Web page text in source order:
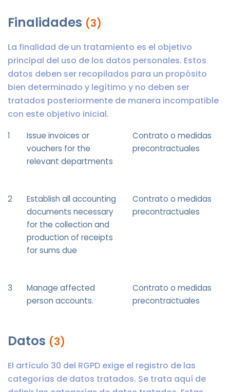
Finalidades (3)
La finalidad de un tratamiento es el objetivo
principal del uso de los datos personales. Estos
datos deben ser recopilados para un propósito
bien determinado y legítimo y no deben ser
tratados posteriormente de manera incompatible
con este objetivo inicial.
1
Issue invoices or
vouchers for the
relevant departments
Contrato o medidas
precontractuales
2
Establish all accounting
documents necessary
for the collection and
production of receipts
for sums due
Contrato o medidas
precontractuales
3
Manage affected
person accounts.
Contrato o medidas
precontractuales
Datos (3)
El artículo 30 del RGPD exige el registro de las
categorías de datos tratados. Se trata aquí de